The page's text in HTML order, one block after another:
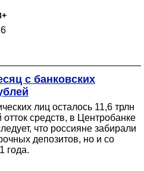
с банковских
лиц осталось 11,6 трлн
средств, в Центробанке
что россияне забирали
депозитов, но и со
года.